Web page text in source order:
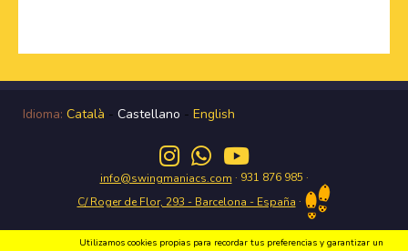
Idioma: Català - Castellano - English
info@swingmaniacs.com · 931 876 985 ·
C/ Roger de Flor, 293 - Barcelona - España ·
Utilizamos cookies propias para recordar tus preferencias y garantizar un